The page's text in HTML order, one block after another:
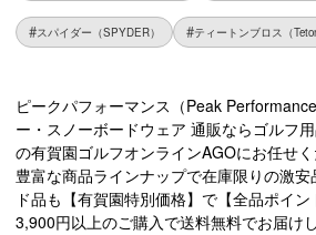
スパイダー（SPYDER） ティートンブロス（
ピークパフォーマンス（Peak
ー・スノーボードウェア 通販ならゴルフ
の有賀園ゴルフオンラインAGOにお任せく
豊富な商品ラインナップで在庫限りの激
ド品も【有賀園特別価格】で【全品ポイン
3,900円以上のご購入で送料無料でお届けし